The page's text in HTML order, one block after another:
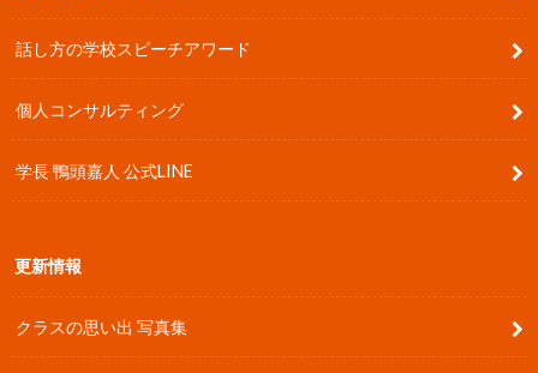
話し方の学校スピーチアワード
個人コンサルティング
学長 鴨頭嘉人 公式LINE
更新情報
クラスの思い出 写真集